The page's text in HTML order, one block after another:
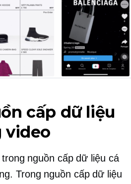
cấp dữ liệu
video
nguồn cấp dữ liệu cá
Trong nguồn cấp dữ liệu